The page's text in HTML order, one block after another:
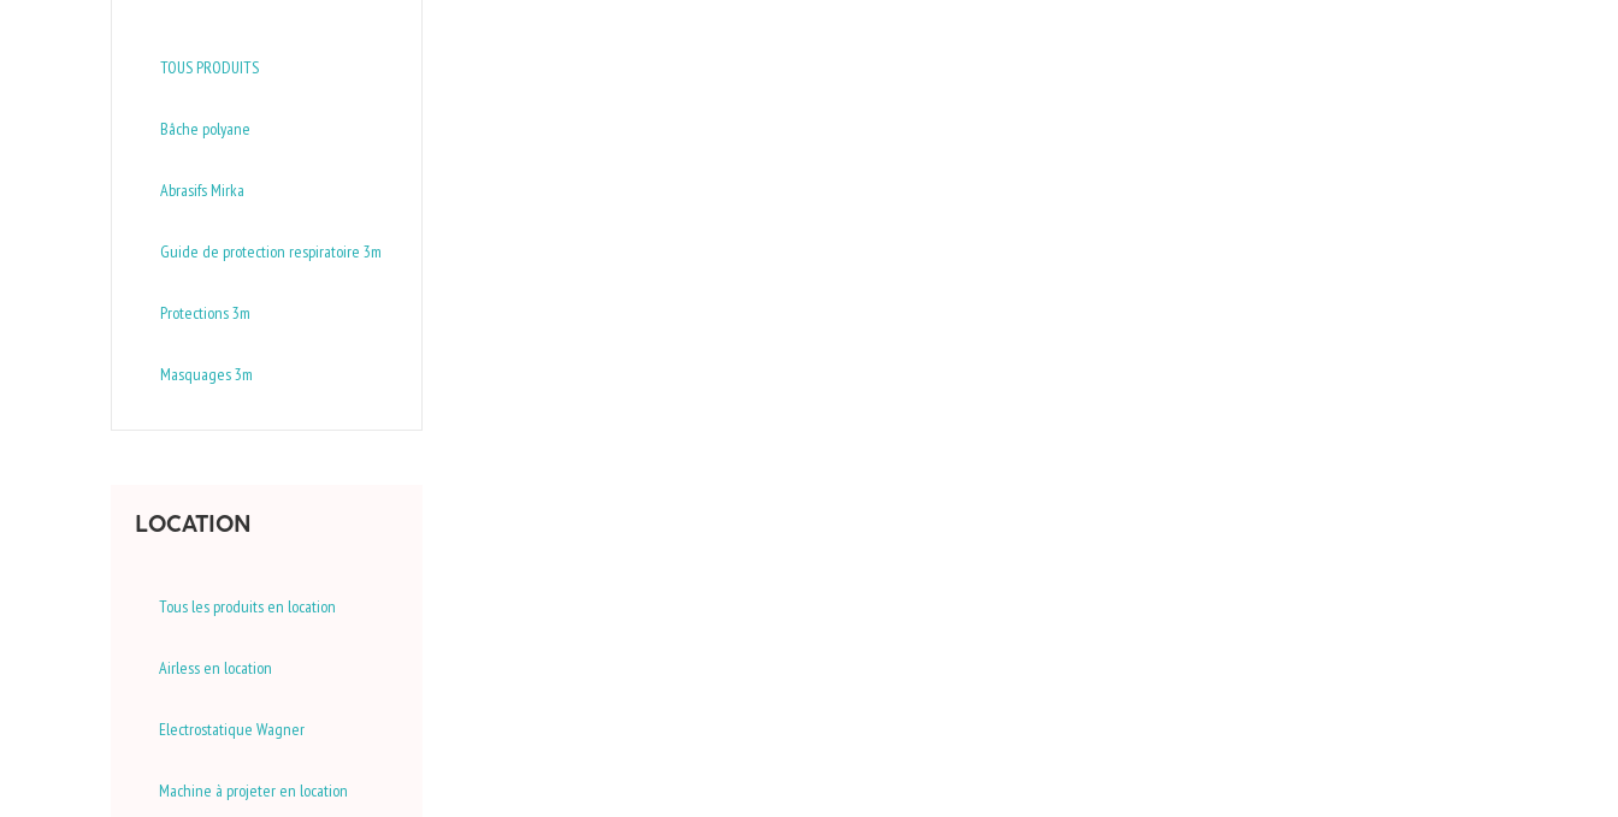
TOUS PRODUITS
Bâche polyane
Abrasifs Mirka
Guide de protection respiratoire 3m
Protections 3m
Masquages 3m
LOCATION
Tous les produits en location
Airless en location
Electrostatique Wagner
Machine à projeter en location